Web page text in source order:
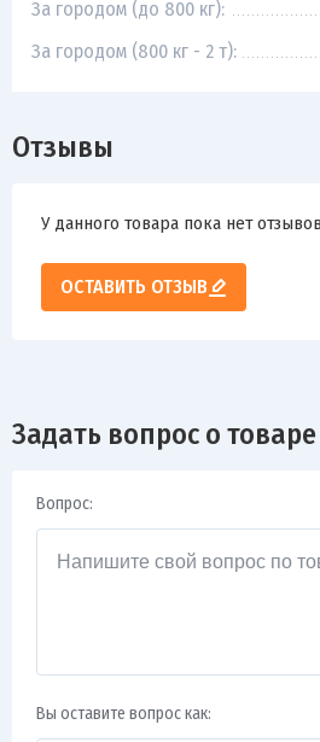
За городом (до 800 кг):
За городом (800 кг - 2 т):
Отзывы
У данного товара пока нет отзывов
ОСТАВИТЬ ОТЗЫВ
Задать вопрос о товаре
Вопрос:
Вы оставите вопрос как: